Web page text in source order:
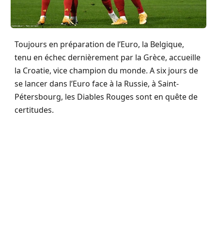
Toujours en préparation de l’Euro, la Belgique,
tenu en échec dernièrement par la Grèce, accueille
la Croatie, vice champion du monde. A six jours de
se lancer dans l’Euro face à la Russie, à Saint-
Pétersbourg, les Diables Rouges sont en quête de
certitudes.